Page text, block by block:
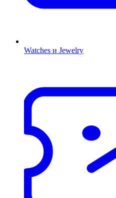
Watches и Jewelry